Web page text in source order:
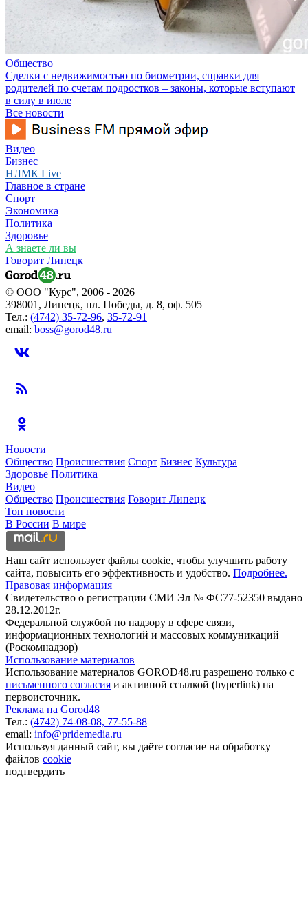
Общество
Сделки с недвижимостью по биометрии, справки для
родителей по счетам подростков – законы, которые вступают
в силу в июле
Все новости
Видео
Бизнес
НЛМК Live
Главное в стране
Спорт
Экономика
Политика
Здоровье
А знаете ли вы
Говорит Липецк
© ООО "Курс", 2006 - 2026
398001, Липецк, пл. Победы, д. 8, оф. 505
Тел.: (4742) 35-72-96, 35-72-91
email: boss@gorod48.ru
Новости
Общество Происшествия Спорт Бизнес Культура
Здоровье Политика
Видео
Общество Происшествия Говорит Липецк
Топ новости
В России В мире
Наш сайт использует файлы cookie, чтобы улучшить работу
сайта, повысить его эффективность и удобство. Подробнее.
Правовая информация
Свидетельство о регистрации СМИ Эл № ФС77-52350 выдано
28.12.2012г.
Федеральной службой по надзору в сфере связи,
информационных технологий и массовых коммуникаций
(Роскомнадзор)
Использование материалов
Использование материалов GOROD48.ru разрешено только с
письменного согласия и активной ссылкой (hyperlink) на
первоисточник.
Реклама на Gorod48
Тел.: (4742) 74-08-08, 77-55-88
email: info@pridemedia.ru
Используя данный сайт, вы даёте согласие на обработку
файлов cookie
подтвердить